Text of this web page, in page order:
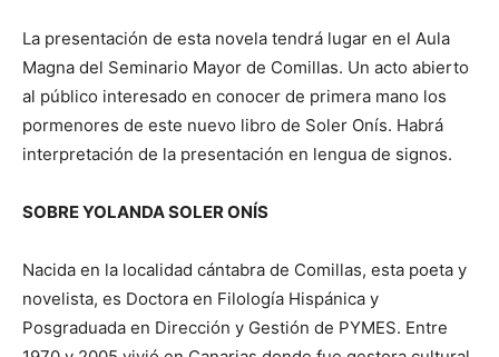
La presentación de esta novela tendrá lugar en el Aula
Magna del Seminario Mayor de Comillas. Un acto abierto
al público interesado en conocer de primera mano los
pormenores de este nuevo libro de Soler Onís. Habrá
interpretación de la presentación en lengua de signos.
SOBRE YOLANDA SOLER ONÍS
Nacida en la localidad cántabra de Comillas, esta poeta y
novelista, es Doctora en Filología Hispánica y
Posgraduada en Dirección y Gestión de PYMES. Entre